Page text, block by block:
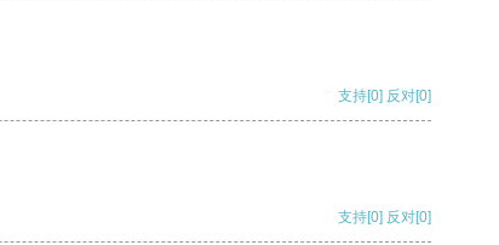
支持[0] 反对[0]
支持[0] 反对[0]